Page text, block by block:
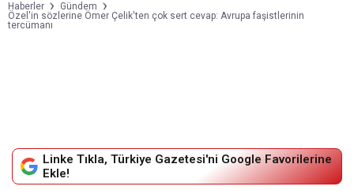
Haberler
Gündem
Özel'in sözlerine Ömer Çelik'ten çok sert cevap: Avrupa faşistlerinin
tercümanı
Linke Tıkla, Türkiye Gazetesi'ni Google Favorilerine
Ekle!